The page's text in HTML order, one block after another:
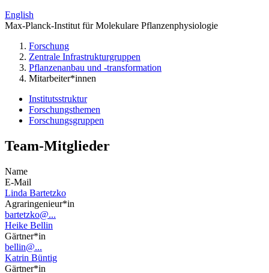
English
Max-Planck-Institut für Molekulare Pflanzenphysiologie
Forschung
Zentrale Infrastrukturgruppen
Pflanzenanbau und -transformation
Mitarbeiter*innen
Institutsstruktur
Forschungsthemen
Forschungsgruppen
Team-Mitglieder
Name
E-Mail
Linda Bartetzko
Agraringenieur*in
bartetzko@...
Heike Bellin
Gärtner*in
bellin@...
Katrin Büntig
Gärtner*in